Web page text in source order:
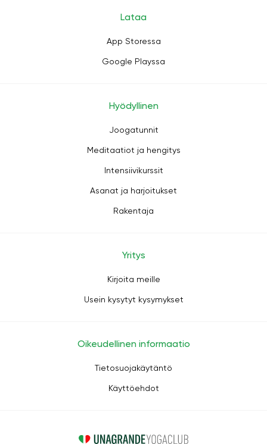
Lataa
App Storessa
Google Playssa
Hyödyllinen
Joogatunnit
Meditaatiot ja hengitys
Intensiivikurssit
Asanat ja harjoitukset
Rakentaja
Yritys
Kirjoita meille
Usein kysytyt kysymykset
Oikeudellinen informaatio
Tietosuojakäytäntö
Käyttöehdot